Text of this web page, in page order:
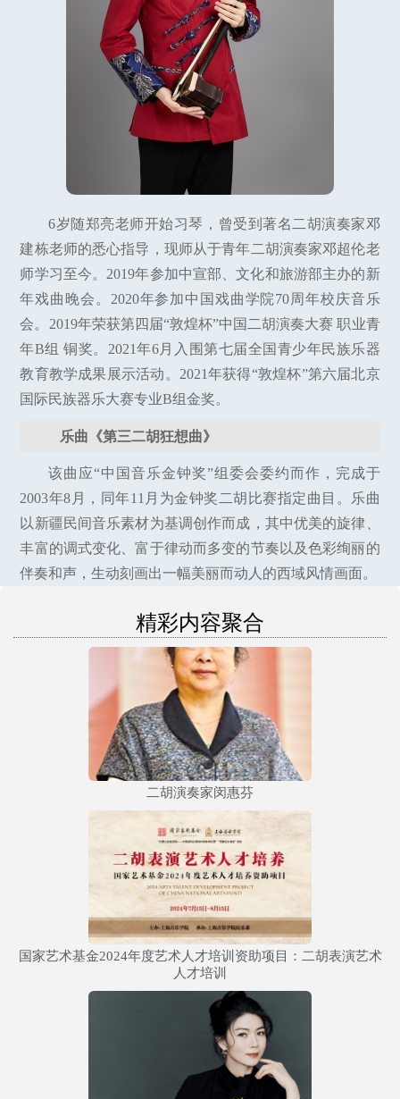
6岁随郑亮老师开始习琴，曾受到著名二胡演奏家邓
建栋老师的悉心指导，现师从于青年二胡演奏家邓超伦老
师学习至今。2019年参加中宣部、文化和旅游部主办的新
年戏曲晚会。2020年参加中国戏曲学院70周年校庆音乐
会。2019年荣获第四届“敦煌杯”中国二胡演奏大赛 职业青
年B组 铜奖。2021年6月入围第七届全国青少年民族乐器
教育教学成果展示活动。2021年获得“敦煌杯”第六届北京
国际民族器乐大赛专业B组金奖。
乐曲《第三二胡狂想曲》
该曲应“中国音乐金钟奖”组委会委约而作，完成于
2003年8月，同年11月为金钟奖二胡比赛指定曲目。乐曲
以新疆民间音乐素材为基调创作而成，其中优美的旋律、
丰富的调式变化、富于律动而多变的节奏以及色彩绚丽的
伴奏和声，生动刻画出一幅美丽而动人的西域风情画面。
精彩内容聚合
二胡演奏家闵惠芬
国家艺术基金2024年度艺术人才培训资助项目：二胡表演艺术
人才培训